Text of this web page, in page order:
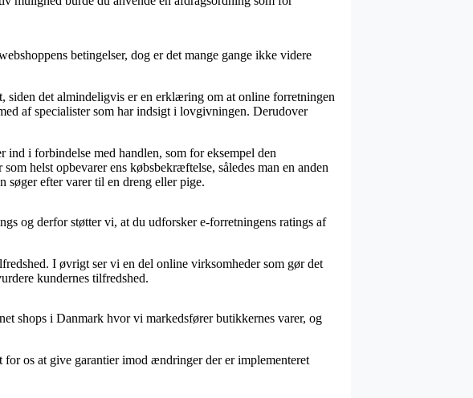
betingelser, dog er det mange gange ikke videre
det almindeligvis er en erklæring om at online forretningen
af specialister som har indsigt i lovgivningen. Derudover
ind i forbindelse med handlen, som for eksempel den
helst opbevarer ens købsbekræftelse, således man en anden
efter varer til en dreng eller pige.
og derfor støtter vi, at du udforsker e-forretningens ratings af
I øvrigt ser vi en del online virksomheder som gør det
kundernes tilfredshed.
shops i Danmark hvor vi markedsfører butikkernes varer, og
os at give garantier imod ændringer der er implementeret